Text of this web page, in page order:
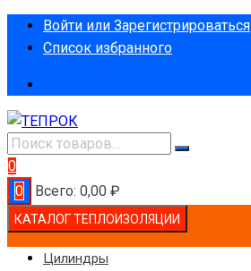
ПерейтиВойти или Зарегистрироваться
Список избранного
0
0
Всего: 0,00 ₽
КАТАЛОГ ТЕПЛОИЗОЛЯЦИИ
Цилиндры